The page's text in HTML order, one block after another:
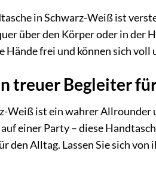
in Schwarz-Weiß ist
über den Körper oder in der
Hände frei und können sich
treuer Begleiter
Weiß ist ein wahrer Allrounder
einer Party – diese
den Alltag. Lassen Sie sich